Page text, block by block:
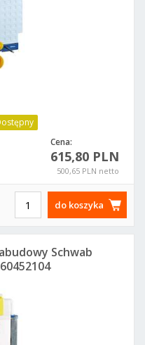
Cena:
615,80 PLN
500,65 PLN netto
do koszyka
Schwab